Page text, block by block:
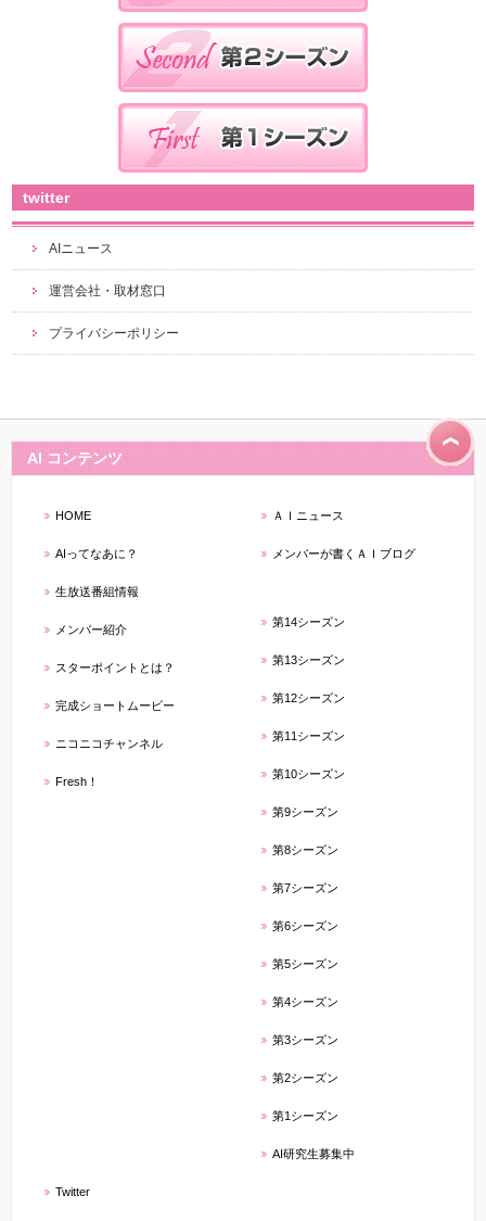
twitter
AIニュース
運営会社・取材窓口
プライバシーポリシー
AI コンテンツ
HOME
AIってなあに？
生放送番組情報
メンバー紹介
スターポイントとは？
完成ショートムービー
ニコニコチャンネル
Fresh！
ＡＩニュース
メンバーが書くＡＩブログ
第14シーズン
第13シーズン
第12シーズン
第11シーズン
第10シーズン
第9シーズン
第8シーズン
第7シーズン
第6シーズン
第5シーズン
第4シーズン
第3シーズン
第2シーズン
第1シーズン
AI研究生募集中
Twitter